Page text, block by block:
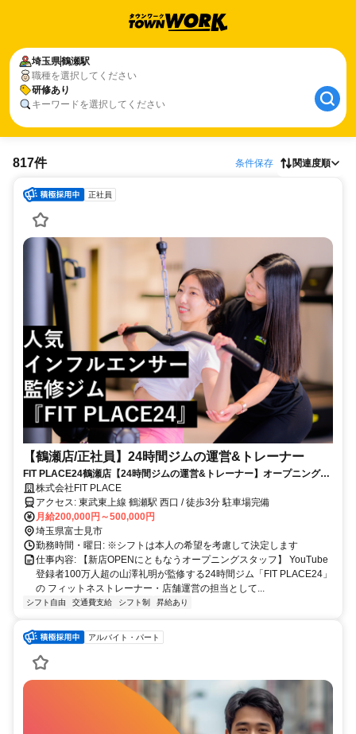
埼玉県鶴瀬駅
職種を選択してください
研修あり
キーワードを選択してください
817件 条件保存 関連度順
正社員
【鶴瀬店/正社員】24時間ジムの運営&トレーナー
FIT PLACE24鶴瀬店【24時間ジムの運営&トレーナー】オープニングス
タッフ／完全週休2日制／インセンティブあり／FIT PLACE24の利用無
料／フリーな働き方！
株式会社FIT PLACE
アクセス: 東武東上線 鶴瀬駅 西口 / 徒歩3分 駐車場完備
月給200,000円～500,000円
埼玉県富士見市
勤務時間・曜日: ※シフトは本人の希望を考慮して決定します
仕事内容: 【新店OPENにともなうオープニングスタッフ】 YouTube
登録者100万人超の山澤礼明が監修する24時間ジム「FIT PLACE24」
の フィットネストレーナー・店舗運営の担当として...
シフト自由 交通費支給 シフト制 昇給あり
アルバイト・パート